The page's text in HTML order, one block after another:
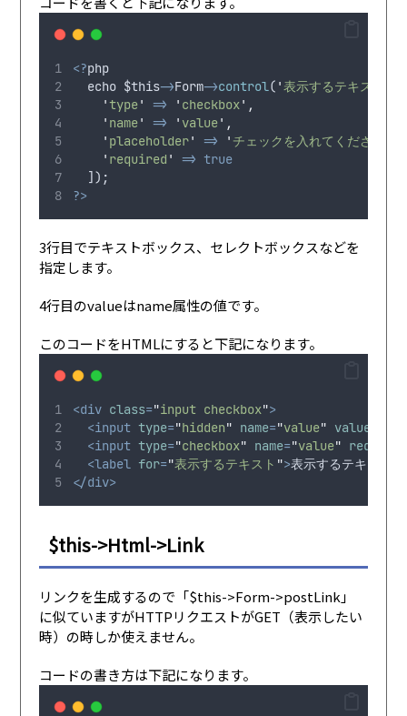
<?php
echo $this->Form->control( '表示するテキスト
'type' => ' checkbox' ,
' name' => ' value' ,
' placeholder' => ' チェックを入れてください
' required ' => true
  ]);
?>
3行目でテキストボックス、セレクトボックスなどを
指定します。
4行目のvalueはname属性の値です。
このコードをHTMLにすると下記になります。
<div class="input checkbox">
<input type="hidden" name="value" value
<input type="checkbox" name="value" required
<label for="表示するテキスト ">表示するテキスト
</div>
$this->Html->Link
リンクを生成するので「$this->Form->postLink」
に似ていますがHTTPリクエストがGET（表示したい
時）の時しか使えません。
コードの書き方は下記になります。